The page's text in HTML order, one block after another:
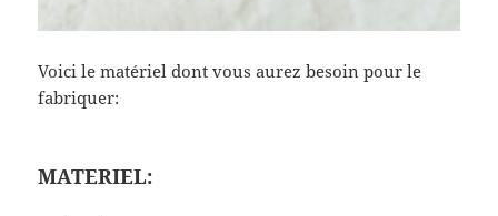
Voici le matériel dont vous aurez besoin pour le
fabriquer:
MATERIEL: